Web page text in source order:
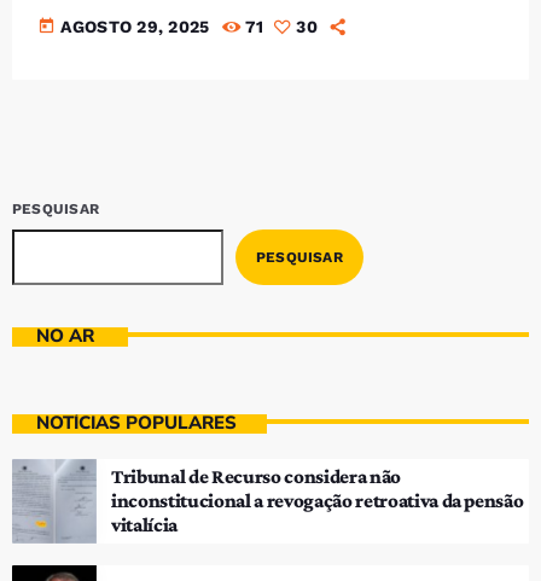
today AGOSTO 29, 2025 71 30
PESQUISAR
PESQUISAR
NO AR
NOTÍCIAS POPULARES
Tribunal de Recurso considera não
inconstitucional a revogação retroativa da pensão
vitalícia